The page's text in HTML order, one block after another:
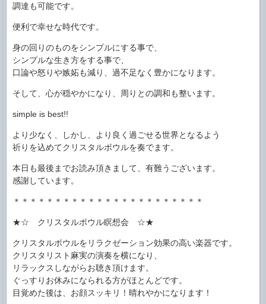
調達も可能です。
便利で幸せな時代です。
身の回りのものをシンプルにする事で、
シンプルな生き方をする事で、
口論や怒りや嫉妬も減り、過不足なく豊かになります。
そして、心が穏やかになり、周りとの調和も整います。
simple is best!!
より少なく、しかし、より良く過ごせる世界となるよう
祈りを込めてクリスタルボウルを奏でます。
本日も最後までお読み頂きまして、有難うございます。
感謝しています。
＊＊＊＊＊＊＊＊＊＊＊＊＊＊＊＊＊＊＊＊＊＊＊
★☆ クリスタルボウル瞑想会 ☆★
クリスタルボウルをリラクゼーション効果の高い楽器です。
クリスタリスト麻実の演奏を横になり、
リラックスしながらお聴き頂けます。
ぐっすりお休みになられる方がほとんどです。
目覚めた後は、お顔スッキリ！晴れやかになります！